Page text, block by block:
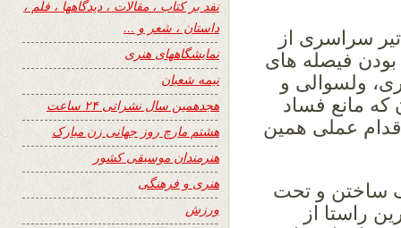
سراسری از
بودن فیصله های
ولسوالی و
که مانع فساد
عملی همین
ساختن و تحت
راستا از
نفد بر کتاب ، مقالات ، دیدگاهها ، فلم ،
داستان ، شعر و …
نمایشگاههای هنری
نیمه شعبان
هجدهمین سال نشراتی ۲۴ ساعت
هشتم مارچ روز جهانی زن مبارک
هنرمندان موسیقی کشور
هنری و فرهنگی
ورزش